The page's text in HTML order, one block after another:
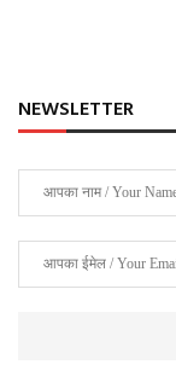
NEWSLETTER